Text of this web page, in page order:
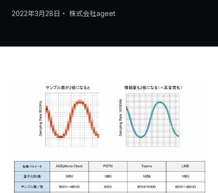
2022年3月28日 ・ 株式会社ageet